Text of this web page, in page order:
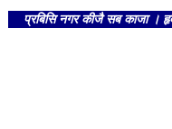
नगर कीजै सब काजा । हृदय